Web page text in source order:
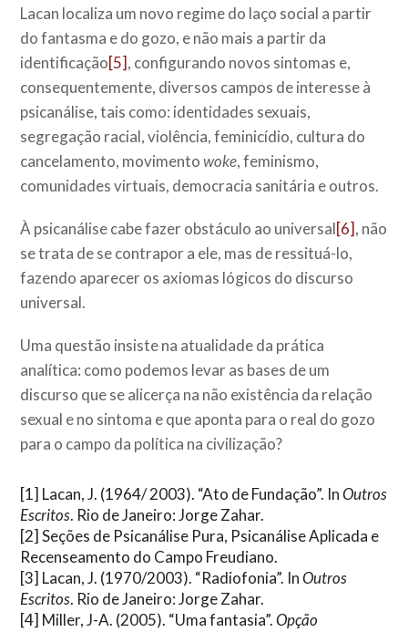
Lacan localiza um novo regime do laço social a partir
do fantasma e do gozo, e não mais a partir da
identificação[5], configurando novos sintomas e,
consequentemente, diversos campos de interesse à
psicanálise, tais como: identidades sexuais,
segregação racial, violência, feminicídio, cultura do
cancelamento, movimentowoke, feminismo,
comunidades virtuais, democracia sanitária e outros.
À psicanálise cabe fazer obstáculo ao universal[6], não
se trata de se contrapor a ele, mas de ressituá-lo,
fazendo aparecer os axiomas lógicos do discurso
universal.
Uma questão insiste na atualidade da prática
analítica: como podemos levar as bases de um
discurso que se alicerça na não existência da relação
sexual e no sintoma e que aponta para o real do gozo
para o campo da política na civilização?
[1] Lacan, J. (1964/ 2003). “Ato de Fundação”. InOutros
Escritos. Rio de Janeiro: Jorge Zahar.
[2] Seções de Psicanálise Pura, Psicanálise Aplicada e
Recenseamento do Campo Freudiano.
[3] Lacan, J. (1970/2003). “Radiofonia”. InOutros
Escritos. Rio de Janeiro: Jorge Zahar.
[4] Miller, J-A. (2005). “Uma fantasia”.Opção